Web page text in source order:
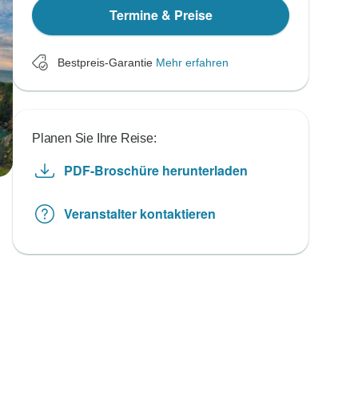
Termine & Preise
Bestpreis-Garantie Mehr erfahren
Planen Sie Ihre Reise:
PDF-Broschüre herunterladen
Veranstalter kontaktieren